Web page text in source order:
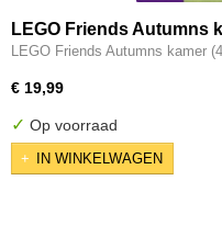
LEGO Friends Autumns
LEGO Friends Autumns kamer
€ 19,99
✓ Op voorraad
IN WINKELWAGEN